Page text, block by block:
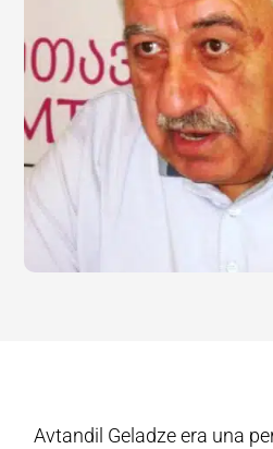
Avtandil Geladze era una